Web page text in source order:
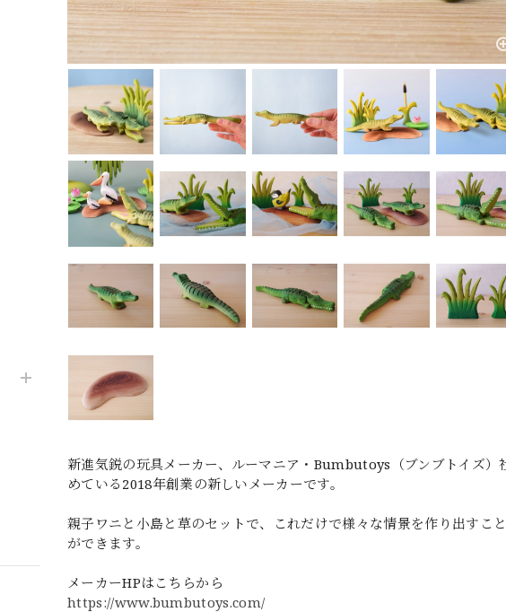
新進気鋭の玩具メーカー、ルーマニア・Bumbutoys（ブンブトイズ
めている2018年創業の新しいメーカーです。
親子ワニと小島と草のセットで、これだけで様々な情景を作り出すこ
ができます。
メーカーHPはこちらから
https://www.bumbutoys.com/